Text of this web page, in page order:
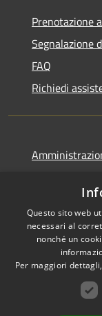
Prenotazione
Segnalazione
FAQ
Richiedi
Dichiarazione
Questo sito web
necessari al
nonché un
Per maggiori